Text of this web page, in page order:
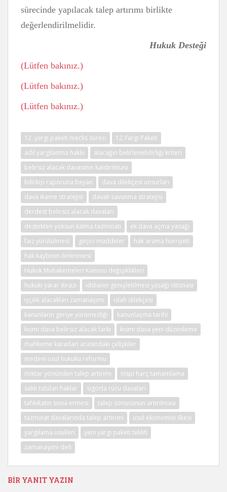
sürecinde yapılacak talep artırımı birlikte
değerlendirilmelidir.
Hukuk Desteği
(Lütfen bakınız.)
(Lütfen bakınız.)
(Lütfen bakınız.)
12. yargı paketi meclis süreci
12.Yargı Paketi
adil yargılanma hakkı
alacağın belirlenebilirliği kriteri
belirsiz alacak davasının kaldırılması
bilirkişi raporuna beyan
dava dilekçesi unsurları
dava ikame stratejisi
davalı savunma stratejisi
derdest belirsiz alacak davaları
destekten yoksun kalma tazminatı
ek dava açma yasağı
faiz yürütülmesi
geçici maddeler
hak arama hürriyeti
hak kaybının önlenmesi
Hukuk Muhakemeleri Kanunu değişiklikleri
hukuki yarar itirazı
iddianın genişletilmesi yasağı istisnası
işçilik alacakları zamanaşımı
ıslah dilekçesi
kanunların geriye yürümezliği
kanunlaşma tarihi
kısmi dava belirsiz alacak farkı
kısmi dava yeni düzenleme
mahkeme kararları arasındaki çelişkiler
medeni usul hukuku reformu
miktar yönünden talep artırımı
nispi harç tamamlama
saklı tutulan haklar
sigorta rücu davaları
tahkikatın sona ermesi
talep sonucunun artırılması
tazminat davalarında talep artırımı
usul ekonomisi ilkesi
yargılama usulleri
yeni yargı paketi teklifi
zamanaşımı defi
BIR YANIT YAZIN